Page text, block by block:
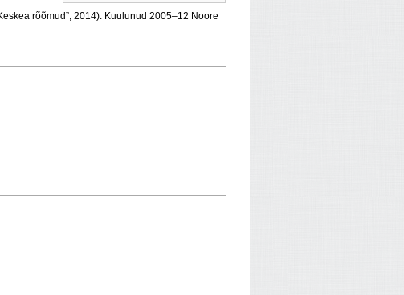
rõõmud”, 2014). Kuulunud 2005–12 Noore